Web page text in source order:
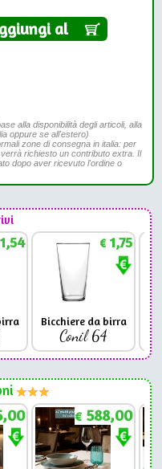
al
alla disponibilità degli articoli, alla
oppure se all'estero)
zone di consegna in italia: per
richiesto un contributo extra. Il
dopo aver ricevuto l'ordine o
€1,75
Bicchiere da birra
Conil 64
€ 588,00